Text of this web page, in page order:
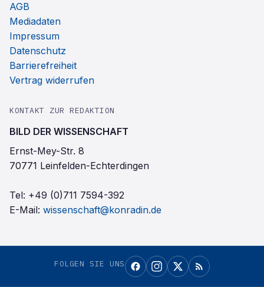
AGB
Mediadaten
Impressum
Datenschutz
Barrierefreiheit
Vertrag widerrufen
KONTAKT ZUR REDAKTION
BILD DER WISSENSCHAFT
Ernst-Mey-Str. 8
70771 Leinfelden-Echterdingen
Tel: +49 (0)711 7594-392
E-Mail: wissenschaft@konradin.de
FOLGEN SIE UNS